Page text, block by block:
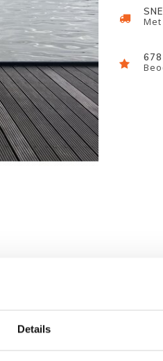
Details
678
Dit model valt onder de
draait de XT snel
De outfitting is zeer
plaatvoetsteun. Deze